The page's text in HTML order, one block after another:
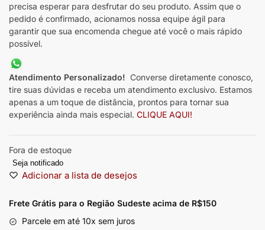
precisa esperar para desfrutar do seu produto. Assim que o
pedido é confirmado, acionamos nossa equipe ágil para
garantir que sua encomenda chegue até você o mais rápido
possível.
Atendimento Personalizado! Converse diretamente conosco,
tire suas dúvidas e receba um atendimento exclusivo. Estamos
apenas a um toque de distância, prontos para tornar sua
experiência ainda mais especial. CLIQUE AQUI!
Fora de estoque
Seja notificado
Adicionar a lista de desejos
Frete Grátis para o Região Sudeste acima de R$150
Parcele em até 10x sem juros